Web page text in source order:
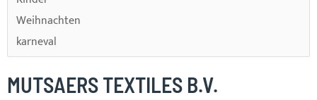
Weihnachten
karneval
MUTSAERS TEXTILES B.V.